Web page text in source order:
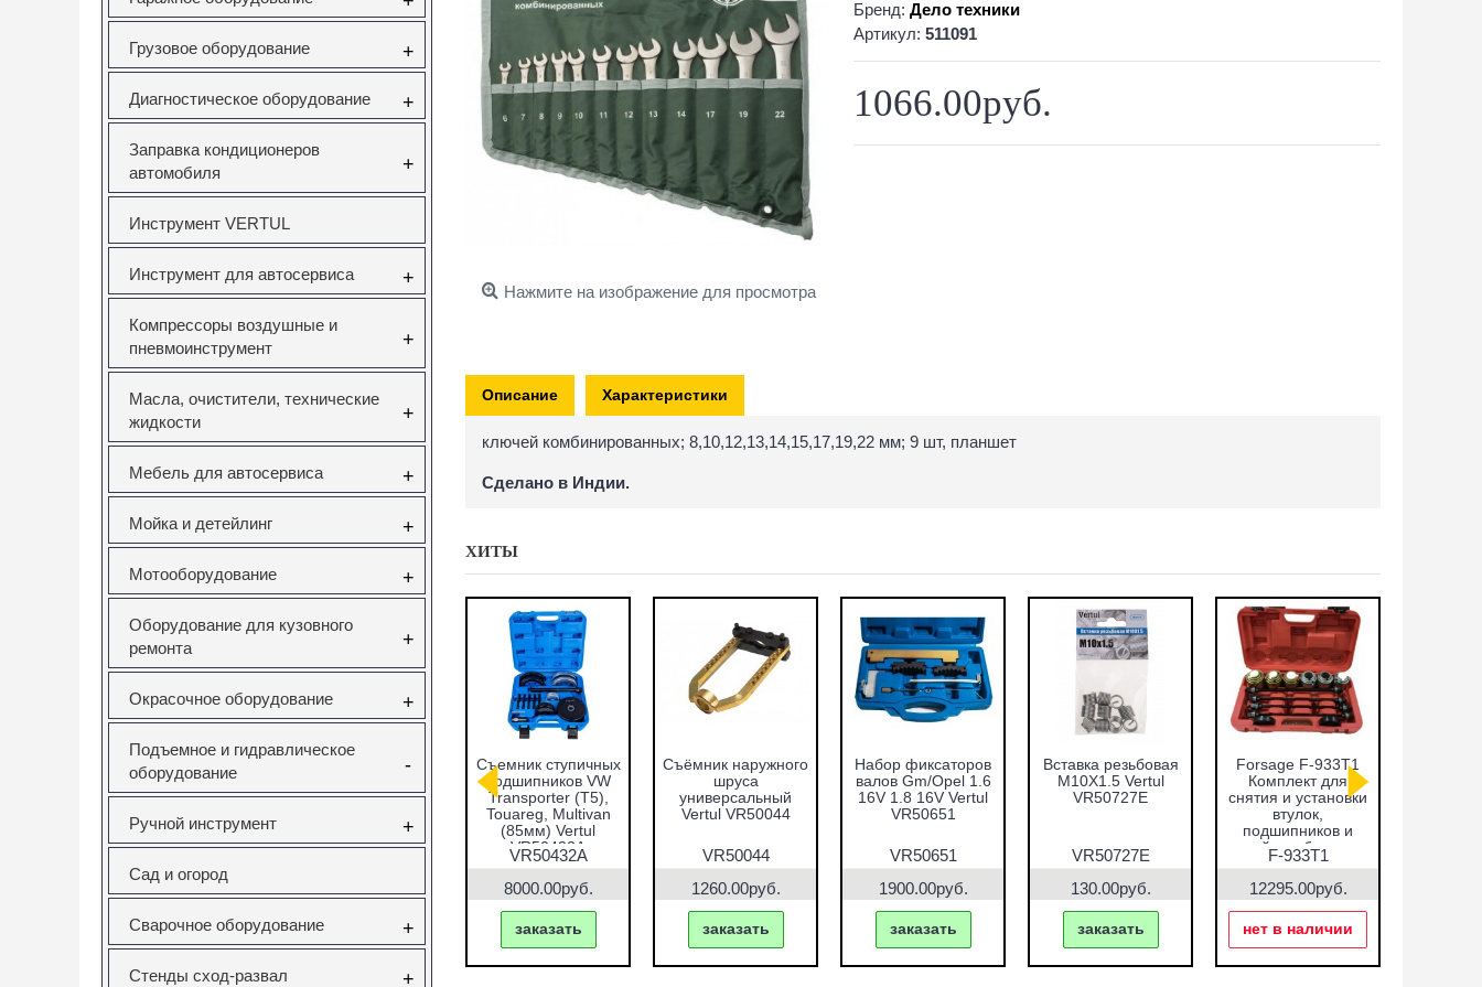
Грузовое оборудование +
Диагностическое оборудование +
Заправка кондиционеров
автомобиля
+
Инструмент VERTUL
Инструмент для автосервиса +
Компрессоры воздушные и
пневмоинструмент
+
Масла, очистители, технические
жидкости
+
Мебель для автосервиса +
Мойка и детейлинг +
Мотооборудование +
Оборудование для кузовного
ремонта
+
Окрасочное оборудование +
Подъемное и гидравлическое
оборудование
-
Ручной инструмент +
Сад и огород
Сварочное оборудование +
Стенды сход-развал +
Нажмите на изображение для просмотра
Бренд: Дело техники
Артикул: 511091
1066.00руб.
Описание Характеристики
ключей комбинированных; 8,10,12,13,14,15,17,19,22 мм; 9 шт, планшет
Сделано в Индии.
ХИТЫ
CT-A1346
СЪЕМНИК
САЙЛЕНТБЛОКОВ
ДЛЯ SAAB 9-5
22323.00руб.
нет в наличии
Набор фиксаторов
FSI,TSI,TFSI
Vertul VR50114
Съемник ступичных
подшипников VW
Transporter (T5),
Touareg, Multivan
(85мм) Vertul
VR50432A
VR50432A
8000.00руб.
заказать
Съёмник наружного
шруса
универсальный
Vertul VR50044
VR50044
1260.00руб.
заказать
Набор фиксаторов
валов Gm/Opel 1.6
16V 1.8 16V Vertul
VR50651
VR50651
1900.00руб.
заказать
Вставка резьбовая
M10X1.5 Vertul
VR50727E
VR50727E
130.00руб.
заказать
Forsage F-933T1
Комплект для
снятия и установки
втулок,
подшипников и
сайлентблоков
F-933T1
12295.00руб.
нет в наличии